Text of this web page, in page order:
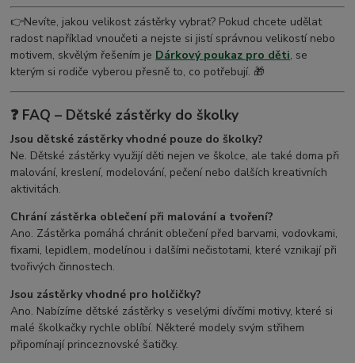
👉Nevíte, jakou velikost zástěrky vybrat? Pokud chcete udělat
radost například vnoučeti a nejste si jistí správnou velikostí nebo
motivem, skvělým řešením je Dárkový poukaz pro děti, se
kterým si rodiče vyberou přesně to, co potřebují. 🎁
❓ FAQ – Dětské zástěrky do školky
Jsou dětské zástěrky vhodné pouze do školky?
Ne. Dětské zástěrky využijí děti nejen ve školce, ale také doma při
malování, kreslení, modelování, pečení nebo dalších kreativních
aktivitách.
Chrání zástěrka oblečení při malování a tvoření?
Ano. Zástěrka pomáhá chránit oblečení před barvami, vodovkami,
fixami, lepidlem, modelínou i dalšími nečistotami, které vznikají při
tvořivých činnostech.
Jsou zástěrky vhodné pro holčičky?
Ano. Nabízíme dětské zástěrky s veselými dívčími motivy, které si
malé školkačky rychle oblíbí. Některé modely svým střihem
připomínají princeznovské šatičky.